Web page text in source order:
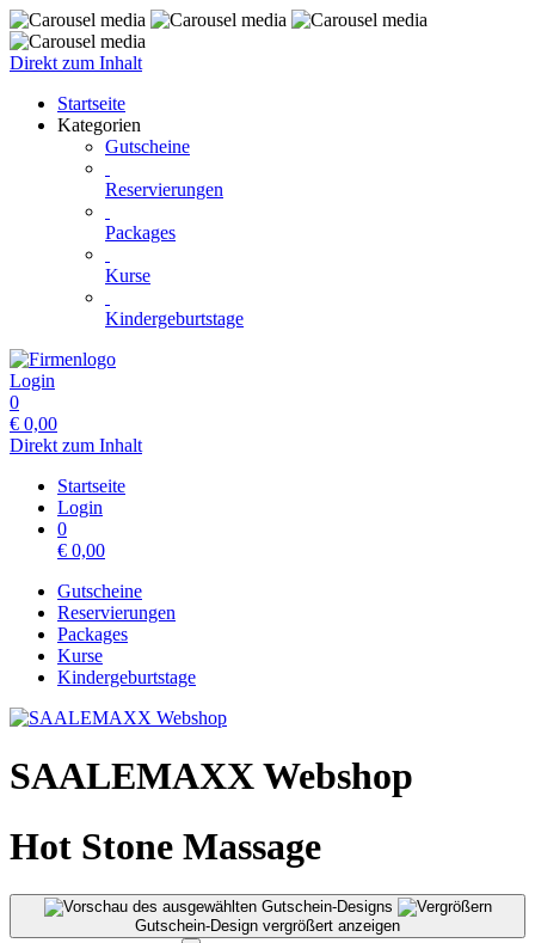
Direkt zum Inhalt
Startseite
Kategorien
Gutscheine
Reservierungen
Packages
Kurse
Kindergeburtstage
Login
0
€ 0,00
Direkt zum Inhalt
Startseite
Login
0
€ 0,00
Gutscheine
Reservierungen
Packages
Kurse
Kindergeburtstage
SAALEMAXX Webshop
Hot Stone Massage
Gutschein-Design vergrößert anzeigen